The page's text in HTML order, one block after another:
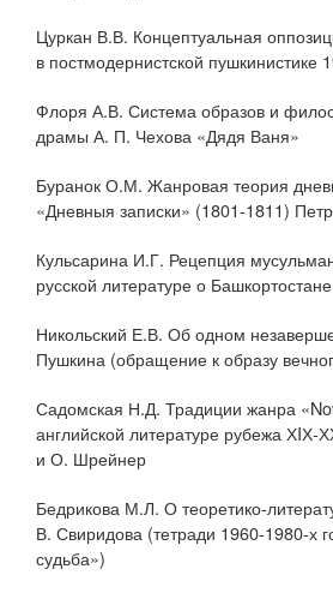
Цуркан В.В. Концептуальная
в постмодернистской пушкинистике
Флоря А.В. Система образов и
драмы А. П. Чехова «Дядя Ваня»
Буранок О.М. Жанровая теория
«Дневныя записки» (1801-1811)
Кульсарина И.Г. Рецепция
русской литературе о Башкортостане
Никольский Е.В. Об одном
Пушкина (обращение к образу
Садомская Н.Д. Традиции жанра
английской литературе рубежа ХIХ-
и О. Шрейнер
Бедрикова М.Л. О теоретико-
В. Свиридова (тетради 1960-1980-х
судьба»)